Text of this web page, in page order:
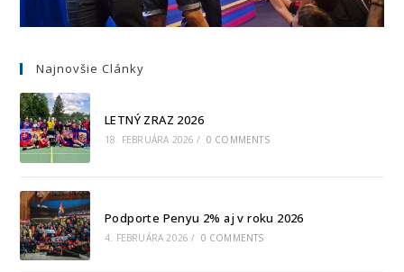
Najnovšie Clánky
LETNÝ ZRAZ 2026
18. FEBRUÁRA 2026 / 0 COMMENTS
Podporte Penyu 2% aj v roku 2026
4. FEBRUÁRA 2026 / 0 COMMENTS